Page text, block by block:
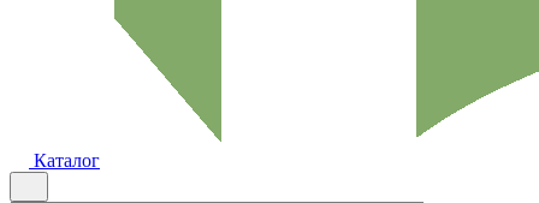
Каталог